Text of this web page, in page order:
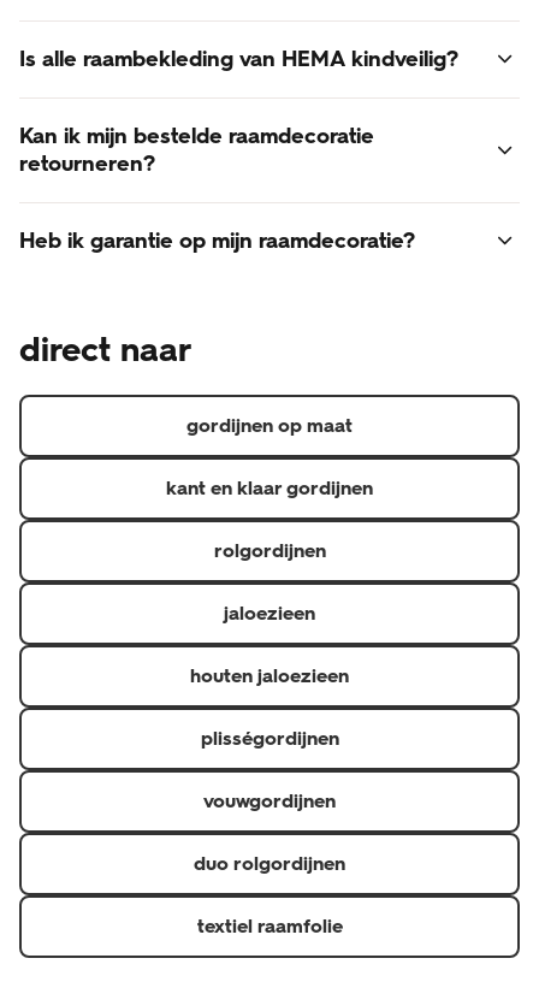
Voor alle raamdecoratie geldt een levertijd van 3 - 6
weken.
Is alle raambekleding van HEMA kindveilig?
Ja, alle raambekleding van HEMA voldoet aan de laatst
gestelde normen voor kindveiligheid.
Kan ik mijn bestelde raamdecoratie
retourneren?
Retourneren van op maat gemaakte raamdecoratie is
helaas niet mogelijk. Raamdecoratie is een op maat
Neem dan contact op de met de klantenservice via 020
raamdecoratie hebt gekocht.
Heb ik garantie op mijn raamdecoratie?
Hierdoor heb je 5 jaar garantie op materiaal- en
(confectioneren is het op maat maken van gordijnen).
direct naar
gordijnen op maat
kant en klaar gordijnen
rolgordijnen
jaloezieen
houten jaloezieen
plisségordijnen
vouwgordijnen
duo rolgordijnen
textiel raamfolie